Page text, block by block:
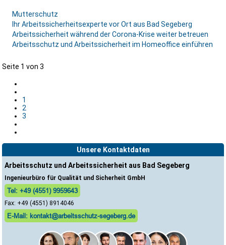
Mutterschutz
Ihr Arbeitssicherheitsexperte vor Ort aus Bad Segeberg
Arbeitssicherheit während der Corona-Krise weiter betreuen
Arbeitsschutz und Arbeitssicherheit im Homeoffice einführen
Seite 1 von 3
1
2
3
Unsere Kontaktdaten
Arbeitsschutz und Arbeitssicherheit aus Bad Segeberg
Ingenieurbüro für Qualität und Sicherheit GmbH
Tel: +49 (4551) 9959643
Fax: +49 (4551) 8914046
E-Mail: kontakt@arbeitsschutz-segeberg.de